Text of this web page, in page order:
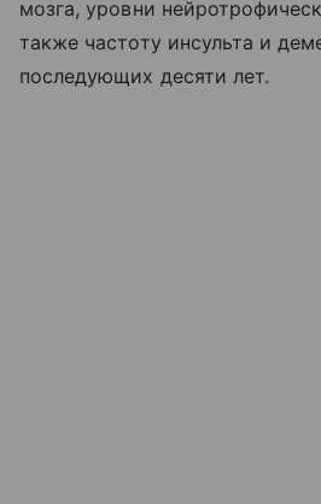
мозга, уровни
также частоту инсульта и
последующих десяти лет.